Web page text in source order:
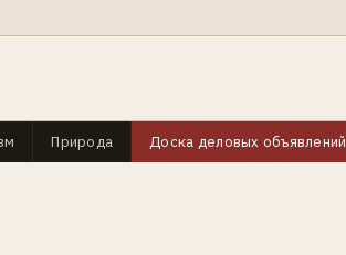
Природа Доска деловых объявлений